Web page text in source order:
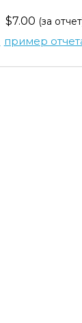
$7.00 (за
пример